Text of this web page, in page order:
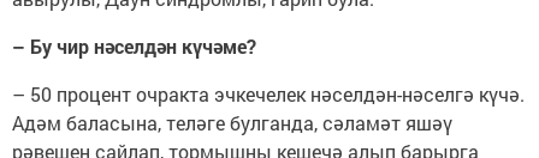
– Бу чир нәселдән күчәме?
– 50 процент очракта эчкечелек нәселдән-нәселгә күчә.
Адәм баласына, теләге булганда, сәламәт яшәү
рәвешен сайлап, тормышны кешечә алып барырга